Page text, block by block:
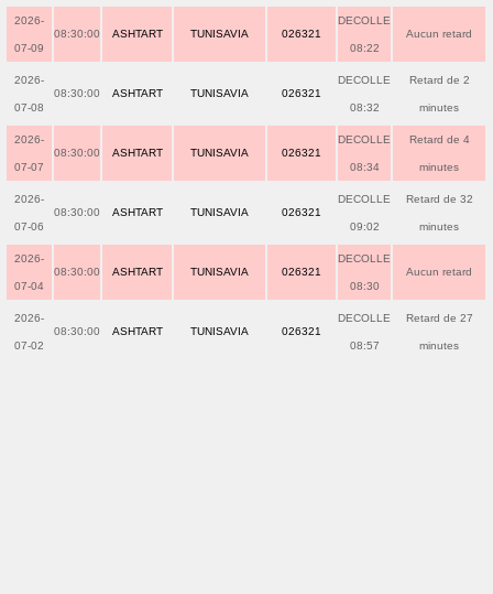
2026-
07-09
08:30:00 ASHTART TUNISAVIA 026321
DECOLLE
08:22
Aucun retard
2026-
07-08
08:30:00 ASHTART TUNISAVIA 026321
DECOLLE
08:32
Retard de 2
minutes
2026-
07-07
08:30:00 ASHTART TUNISAVIA 026321
DECOLLE
08:34
Retard de 4
minutes
2026-
07-06
08:30:00 ASHTART TUNISAVIA 026321
DECOLLE
09:02
Retard de 32
minutes
2026-
07-04
08:30:00 ASHTART TUNISAVIA 026321
DECOLLE
08:30
Aucun retard
2026-
07-02
08:30:00 ASHTART TUNISAVIA 026321
DECOLLE
08:57
Retard de 27
minutes